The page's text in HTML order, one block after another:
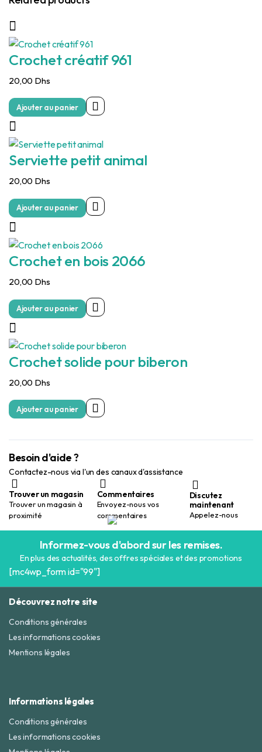
Crochet créatif 961
20,00 Dhs
Ajouter au panier
Serviette petit animal
20,00 Dhs
Ajouter au panier
Crochet en bois 2066
20,00 Dhs
Ajouter au panier
Crochet solide pour biberon
20,00 Dhs
Ajouter au panier
Besoin d'aide ?
Contactez-nous via l'un des canaux d'assistance
Trouver un magasin
Trouver un magasin à
proximité
Commentaires
Envoyez-nous vos
commentaires
Discutez
maintenant
Appelez-nous
Informez-vous d'abord sur les remises.
En plus des actualités, des offres spéciales et des promotions
[mc4wp_form id="99"]
Découvrez notre site
Conditions générales
Les informations cookies
Mentions légales
Informations légales
Conditions générales
Les informations cookies